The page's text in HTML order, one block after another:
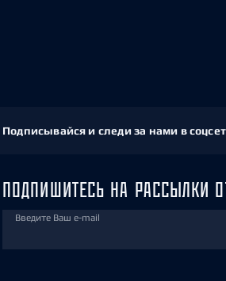
Подписывайся и следи за нами в
ПОДПИШИТЕСЬ НА РАССЫЛКИ
Введите Ваш e-mail